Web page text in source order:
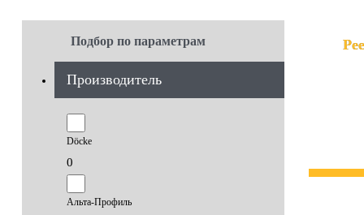
Подбор по параметрам
Производитель
Döcke
0
Альта-Профиль